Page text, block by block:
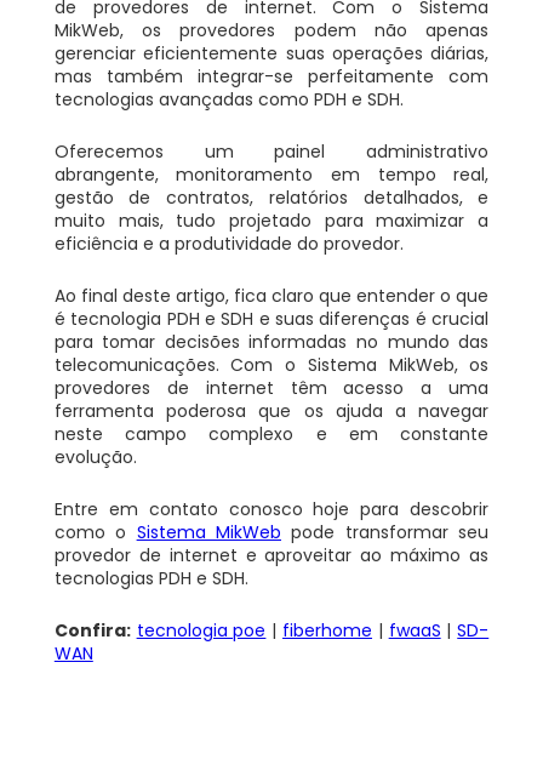
de provedores de internet. Com o Sistema
MikWeb, os provedores podem não apenas
gerenciar eficientemente suas operações diárias,
mas também integrar-se perfeitamente com
tecnologias avançadas como PDH e SDH.
Oferecemos um painel administrativo
abrangente, monitoramento em tempo real,
gestão de contratos, relatórios detalhados, e
muito mais, tudo projetado para maximizar a
eficiência e a produtividade do provedor.
Ao final deste artigo, fica claro que entender o que
é tecnologia PDH e SDH e suas diferenças é crucial
para tomar decisões informadas no mundo das
telecomunicações. Com o Sistema MikWeb, os
provedores de internet têm acesso a uma
ferramenta poderosa que os ajuda a navegar
neste campo complexo e em constante
evolução.
Entre em contato conosco hoje para descobrir
como o Sistema MikWeb pode transformar seu
provedor de internet e aproveitar ao máximo as
tecnologias PDH e SDH.
Confira: tecnologia poe | fiberhome | fwaaS |SD-
WAN